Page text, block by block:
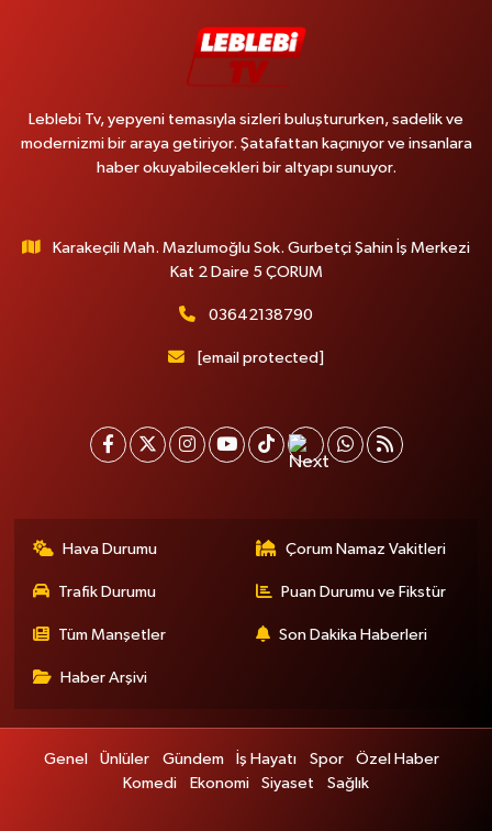
Leblebi Tv, yepyeni temasıyla sizleri buluştururken, sadelik ve
modernizmi bir araya getiriyor. Şatafattan kaçınıyor ve insanlara
haber okuyabilecekleri bir altyapı sunuyor.
Karakeçili Mah. Mazlumoğlu Sok. Gurbetçi Şahin İş Merkezi
Kat 2 Daire 5 ÇORUM
03642138790
[email protected]
Hava Durumu Çorum Namaz Vakitleri
Trafik Durumu Puan Durumu ve Fikstür
Tüm Manşetler Son Dakika Haberleri
Haber Arşivi
Genel Ünlüler Gündem İş Hayatı Spor
Özel Haber
Komedi
Ekonomi Siyaset Sağlık